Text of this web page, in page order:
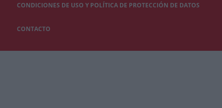
CONDICIONES DE USO Y POLÍTICA DE PROTECCIÓN DE DATOS
CONTACTO